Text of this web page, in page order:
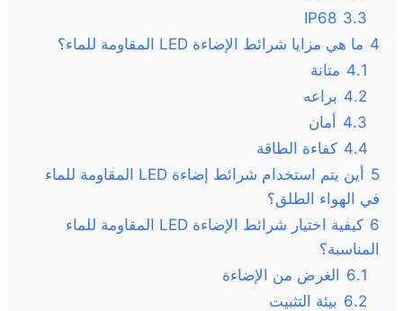
3.3
IP68
4 ما هي مزايا شرائط الإضاءة LED المقاومة للماء؟
4.1 متانة
4.2 براعه
4.3
أمان
4.4 كفاءة الطاقة
5
أين يتم استخدام شرائط إضاءة LED المقاومة للماء
في الهواء الطلق؟
6
كيفية اختيار شرائط الإضاءة LED المقاومة للماء
المناسبة؟
6.1
الغرض من الإضاءة
6.2 بيئة التثبيت